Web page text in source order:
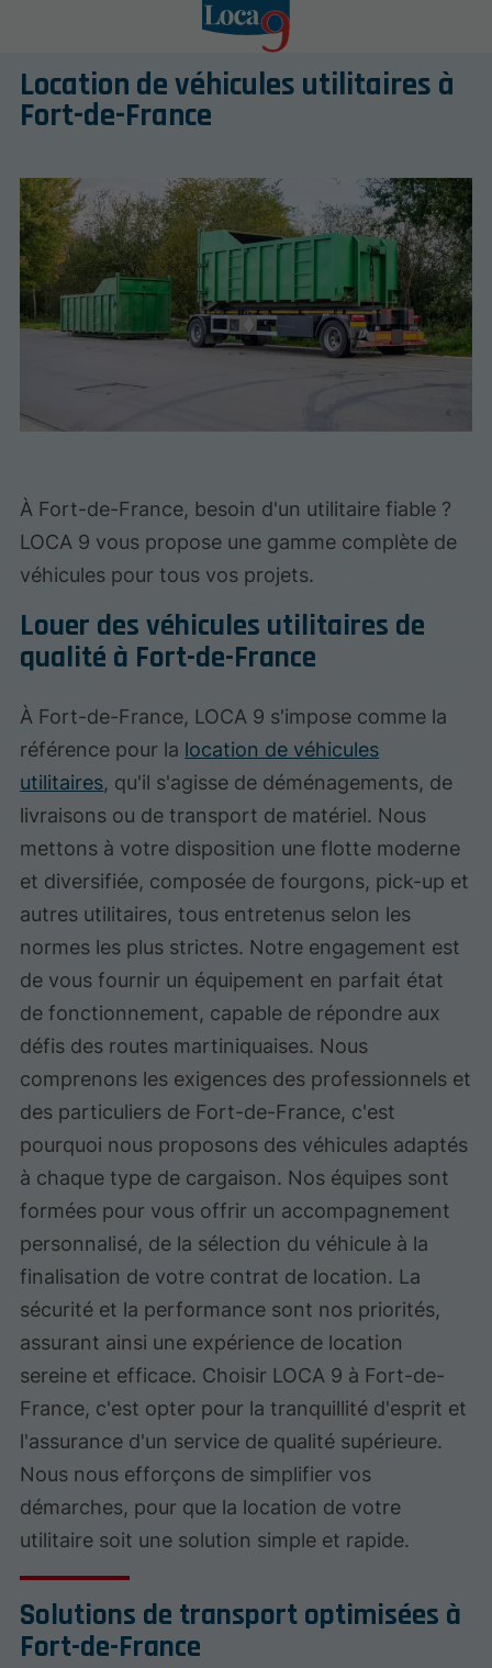
Location de véhicules utilitaires à
Fort-de-France
À Fort-de-France, besoin d'un utilitaire fiable ?
LOCA 9 vous propose une gamme complète de
véhicules pour tous vos projets.
Louer des véhicules utilitaires de
qualité à Fort-de-France
À Fort-de-France, LOCA 9 s'impose comme la
référence pour la location de véhicules
utilitaires, qu'il s'agisse de déménagements, de
livraisons ou de transport de matériel. Nous
mettons à votre disposition une flotte moderne
et diversifiée, composée de fourgons, pick-up et
autres utilitaires, tous entretenus selon les
normes les plus strictes. Notre engagement est
de vous fournir un équipement en parfait état
de fonctionnement, capable de répondre aux
défis des routes martiniquaises. Nous
comprenons les exigences des professionnels et
des particuliers de Fort-de-France, c'est
pourquoi nous proposons des véhicules adaptés
à chaque type de cargaison. Nos équipes sont
formées pour vous offrir un accompagnement
personnalisé, de la sélection du véhicule à la
finalisation de votre contrat de location. La
sécurité et la performance sont nos priorités,
assurant ainsi une expérience de location
sereine et efficace. Choisir LOCA 9 à Fort-de-
France, c'est opter pour la tranquillité d'esprit et
l'assurance d'un service de qualité supérieure.
Nous nous efforçons de simplifier vos
démarches, pour que la location de votre
utilitaire soit une solution simple et rapide.
Solutions de transport optimisées à
Fort-de-France